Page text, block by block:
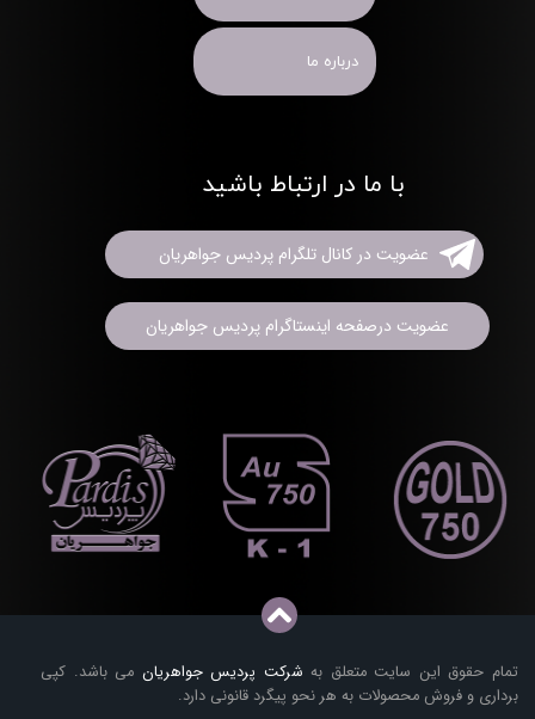
تمام حقوق این سایت متعلق به شرکت پردیس جواهریان می باشد. کپی
برداری و فروش محصولات به هر نحو پیگرد قانونی دارد.
درباره ما
با ما در ارتباط باشید
عضویت در کانال تلگرام پردیس جواهریان
عضویت درصفحه اینستاگرام پردیس جواهریان